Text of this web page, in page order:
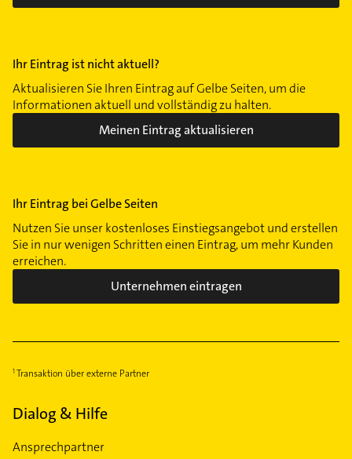
Ihr Eintrag ist nicht aktuell?
Aktualisieren Sie Ihren Eintrag auf Gelbe Seiten, um die
Informationen aktuell und vollständig zu halten.
Meinen Eintrag aktualisieren
Ihr Eintrag bei Gelbe Seiten
Nutzen Sie unser kostenloses Einstiegsangebot und erstellen
Sie in nur wenigen Schritten einen Eintrag, um mehr Kunden
erreichen.
Unternehmen eintragen
Transaktion über externe Partner
Dialog & Hilfe
Ansprechpartner